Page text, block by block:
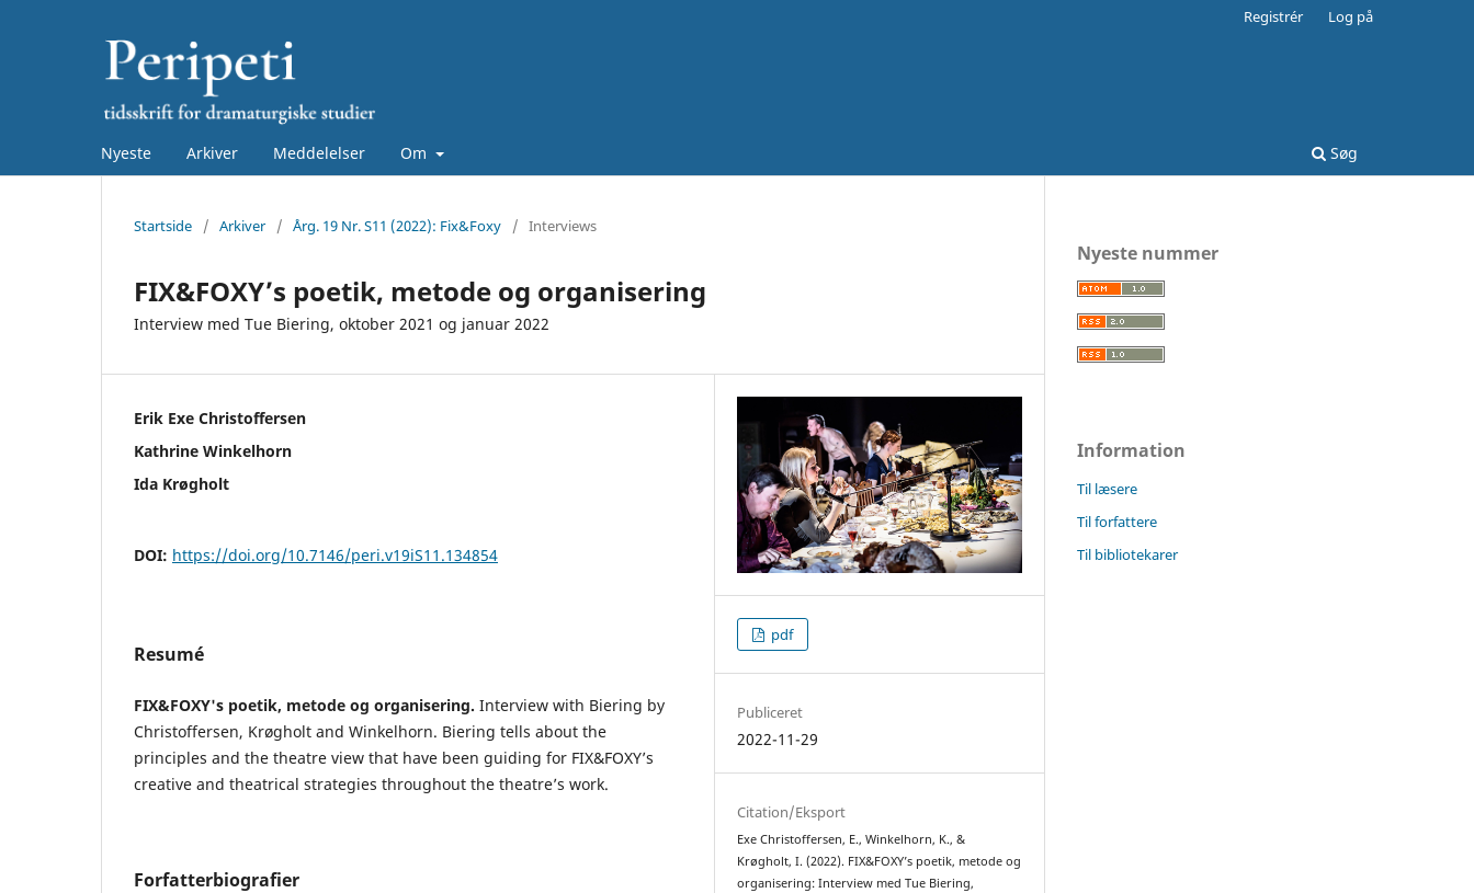
Nyeste Arkiver Meddelelser Om Søg
Registrér Log på
Startside / Arkiver / Årg. 19 Nr. S11 (2022): Fix&Foxy / Interviews
FIX&FOXY’s poetik, metode og organisering
Interview med Tue Biering, oktober 2021 og januar 2022
Erik Exe Christoffersen
Kathrine Winkelhorn
Ida Krøgholt
DOI: https://doi.org/10.7146/peri.v19iS11.134854
Resumé
FIX&FOXY's poetik, metode og organisering. Interview with Biering by
Christoffersen, Krøgholt and Winkelhorn. Biering tells about the
principles and the theatre view that have been guiding for FIX&FOXY’s
creative and theatrical strategies throughout the theatre’s work.
Forfatterbiografier
pdf
Publiceret
2022-11-29
Citation/Eksport
Exe Christoffersen, E., Winkelhorn, K., &
Krøgholt, I. (2022). FIX&FOXY’s poetik, metode og
organisering: Interview med Tue Biering,
Nyeste nummer
Information
Til læsere
Til forfattere
Til bibliotekarer